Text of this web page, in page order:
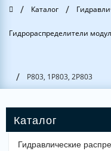
Главная
/ Каталог /
Гидрораспределители
/ Р803, 1Р803, 2Р803
Гидравлические